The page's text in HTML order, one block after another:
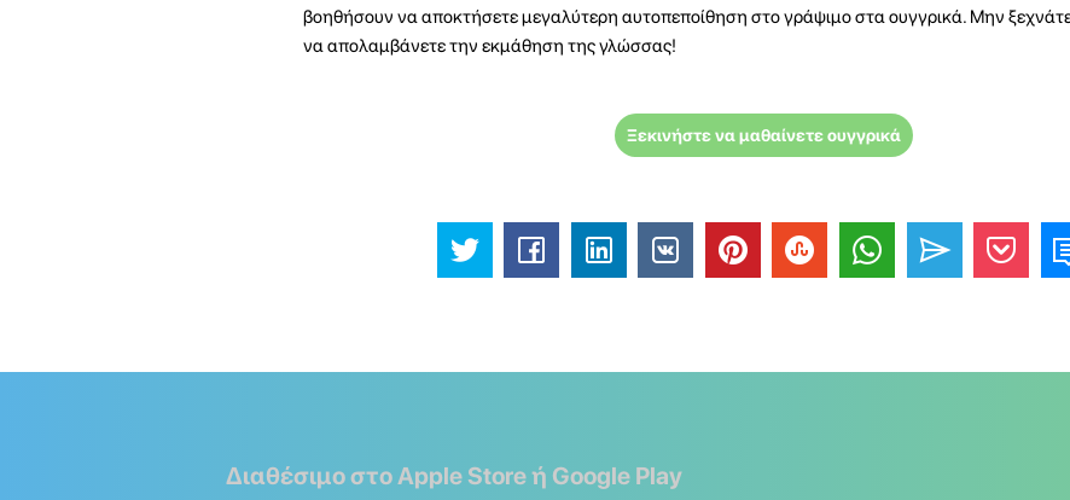
βοηθήσουν να αποκτήσετε μεγαλύτερη αυτοπεποίθηση στο γράψιμο στα ουγγρικά. Μην ξεχνάτε
να απολαμβάνετε την εκμάθηση της γλώσσας!
Ξεκινήστε να μαθαίνετε ουγγρικά
Διαθέσιμο στο Apple Store ή Google Play